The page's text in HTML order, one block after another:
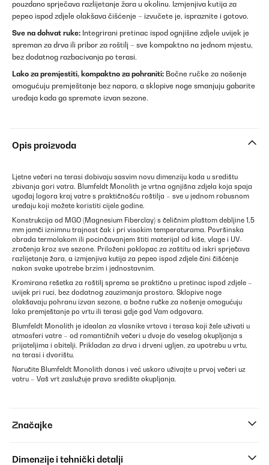
pouzdano sprječava razlijetanje žara u okolinu. Izmjenjiva kutija za
pepeo ispod zdjele olakšava čišćenje – izvučete je, ispraznite i gotovo.
Sve na dohvat ruke: Integrirani pretinac ispod ognjišne zdjele uvijek je
spreman za drva ili pribor za roštilj – sve kompaktno na jednom mjestu,
bez dodatnog razbacivanja po terasi.
Lako za premjestiti, kompaktno za pohraniti: Bočne ručke za nošenje
omogućuju premještanje bez napora, a sklopive noge smanjuju gabarite
uređaja kada ga spremate izvan sezone.
Opis proizvoda
Ljetne večeri na terasi dobivaju sasvim novu dimenziju kada u središtu
zbivanja gori vatra. Blumfeldt Monolith je vrtna ognjišna zdjela koja spaja
ugođaj logora kraj vatre s praktičnošću roštilja – sve u jednom robusnom
uređaju koji možete koristiti cijele godine.
Konstrukcija od MGO (Magnesium Fiberclay) s čeličnim plaštom debljine 1,5
mm jamči iznimnu trajnost čak i pri visokim temperaturama. Površinska
obrada termolakom ili pocinčavanjem štiti materijal od kiše, vlage i UV-
zračenja kroz sve sezone. Priloženi poklopac za zaštitu od iskri sprječava
razlijetanje žara, a izmjenjiva kutija za pepeo ispod zdjele čini čišćenje
nakon svake upotrebe brzim i jednostavnim.
Kromirana rešetka za roštilj sprema se praktično u pretinac ispod zdjele –
uvijek pri ruci, bez dodatnog zauzimanja prostora. Sklopive noge
olakšavaju pohranu izvan sezone, a bočne ručke za nošenje omogućuju
lako premještanje po vrtu ili terasi gdje god Vam odgovara.
Blumfeldt Monolith je idealan za vlasnike vrtova i terasa koji žele uživati u
atmosferi vatre – od romantičnih večeri u dvoje do veselog okupljanja s
prijateljima i obitelji. Prikladan za drva i drveni ugljen, za upotrebu u vrtu,
na terasi i dvorištu.
Naručite Blumfeldt Monolith danas i već uskoro uživajte u prvoj večeri uz
vatru – Vaš vrt zaslužuje pravo središte okupljanja.
Značajke
Dimenzije i tehnički detalji